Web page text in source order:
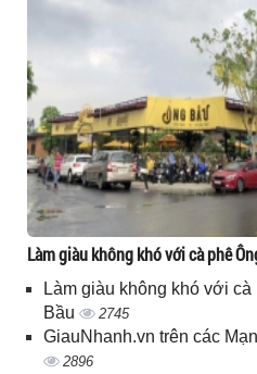
Làm giàu không khó với cà phê
Làm giàu không khó với cà
Bầu
2745
GiauNhanh.vn trên các
2896